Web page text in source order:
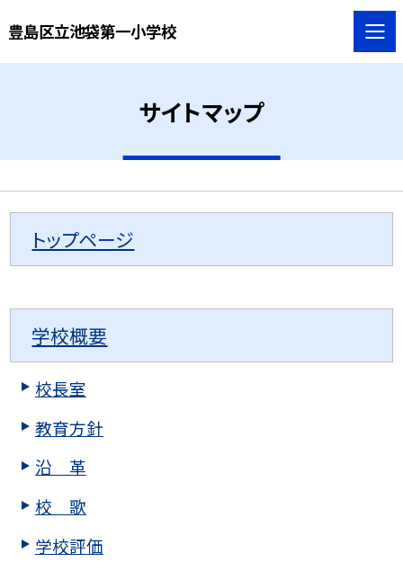
豊島区立池袋第一小学校
サイトマップ
トップページ
学校概要
校長室
教育方針
沿 革
校 歌
学校評価